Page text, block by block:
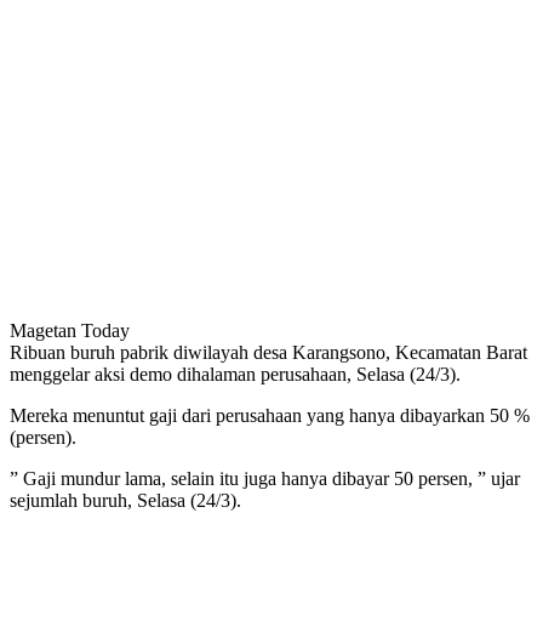
Magetan Today
Ribuan buruh pabrik diwilayah desa Karangsono, Kecamatan Barat
menggelar aksi demo dihalaman perusahaan, Selasa (24/3).
Mereka menuntut gaji dari perusahaan yang hanya dibayarkan 50 %
(persen).
” Gaji mundur lama, selain itu juga hanya dibayar 50 persen, ” ujar
sejumlah buruh, Selasa (24/3).